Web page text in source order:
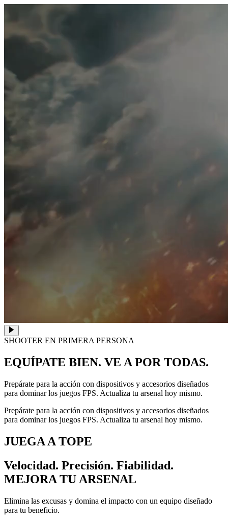
SHOOTER EN PRIMERA PERSONA
EQUÍPATE BIEN. VE A POR TODAS.
Prepárate para la acción con dispositivos y accesorios diseñados
para dominar los juegos FPS. Actualiza tu arsenal hoy mismo.
Prepárate para la acción con dispositivos y accesorios diseñados
para dominar los juegos FPS. Actualiza tu arsenal hoy mismo.
JUEGA A TOPE
Velocidad. Precisión. Fiabilidad.
MEJORA TU ARSENAL
Elimina las excusas y domina el impacto con un equipo diseñado
para tu beneficio.